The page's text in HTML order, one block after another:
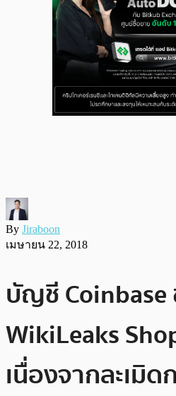
By Jiraboon
เมษายน 22, 2018
บัญชี Coinbase
WikiLeaks
เนื่องจากละเมิ